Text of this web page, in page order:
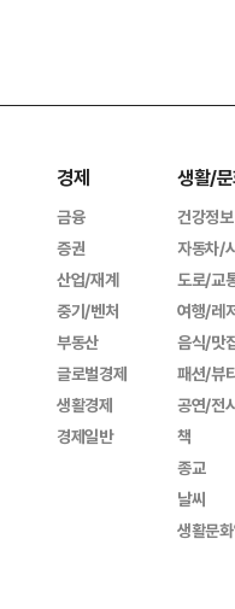
경제
금융
증권
산업/재계
중기/벤처
부동산
글로벌경제
생활경제
경제일반
생활/
건강정보
자동차/
도로/교
여행/레
음식/맛
패션/뷰
공연/전
책
종교
날씨
생활문